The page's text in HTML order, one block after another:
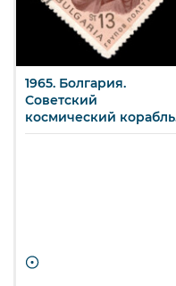
1965. Болгария.
Советский
космический корабль
«Восход».